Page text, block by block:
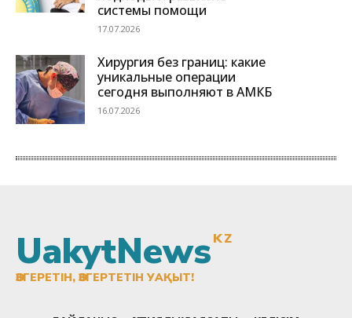
UakytNewsKZ
ӨЗГЕРЕТІН, ӨЗГЕРТЕТІН УАҚЫТ!